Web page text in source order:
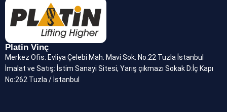
Platin Vinç
Merkez Ofis: Evliya Çelebi Mah. Mavi Sok. No:22 Tuzla İstanbul
İmalat ve Satış: İstim Sanayi Sitesi, Yarış çıkmazı Sokak D:İç Kapı
No:262 Tuzla / İstanbul